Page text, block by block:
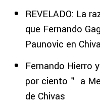
REVELADO: La
que Fernando
Paunovic en
Fernando Hierro
por ciento＂ a
de Chivas